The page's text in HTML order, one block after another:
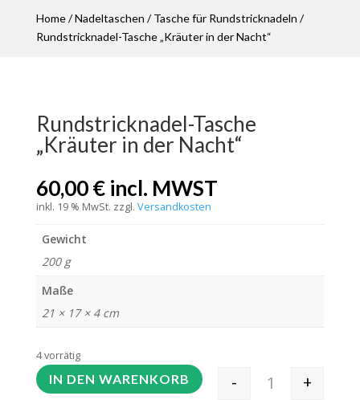
Home/Nadeltaschen /Tasche für Rundstricknadeln /
Rundstricknadel-Tasche „Kräuter in der Nacht“
Rundstricknadel-Tasche
„Kräuter in der Nacht“
60,00€ incl. MWST
inkl. 19 % MwSt. zzgl. Versandkosten
Gewicht
200 g
Maße
21 × 17 × 4 cm
4 vorrätig
- +
IN DEN WARENKORB